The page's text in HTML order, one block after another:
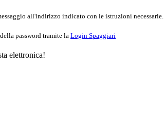
all'indirizzo indicato con le istruzioni necessarie.
password tramite la Login Spaggiari
elettronica!